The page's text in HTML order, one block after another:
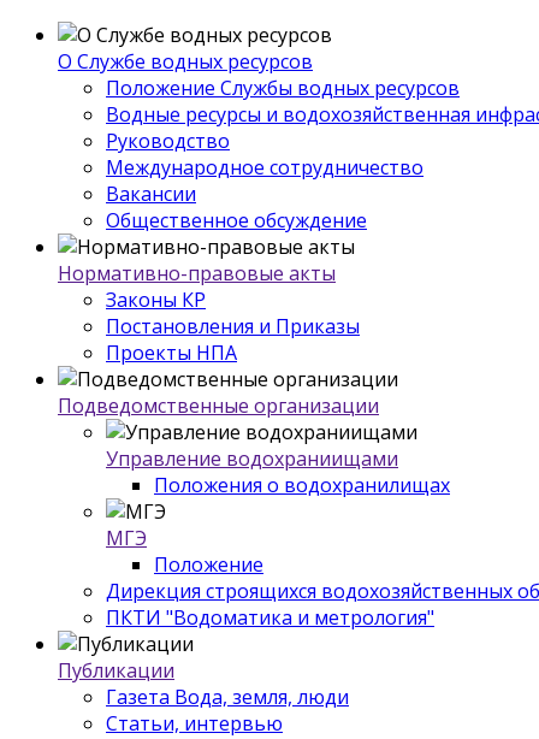
О Службе водных ресурсов
Положение Службы водных ресурсов
Водные ресурсы и водохозяйственная
Руководство
Международное сотрудничество
Вакансии
Общественное обсуждение
Нормативно-правовые акты
Законы КР
Постановления и Приказы
Проекты НПА
Подведомственные организации
Управление водохраниищами
Положения о водохранилищах
МГЭ
Положение
Дирекция строящихся водохозяйственных
ПКТИ "Водоматика и метрология"
Публикации
Газета Вода, земля, люди
Статьи, интервью